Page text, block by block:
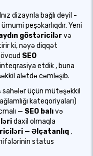
dizaynla bağlı deyil -
peşəkarlıqdır. Yeni
göstəricilərvə
ki, nəyə diqqət
SEO
inteqrasiya etdik, buna
alətdə cəmləşib.
sahələr üçün mütəşəkkil
kateqoriyaları)
— SEO balıvə
daxil olmaqla
— Əlçatanlıq,
status